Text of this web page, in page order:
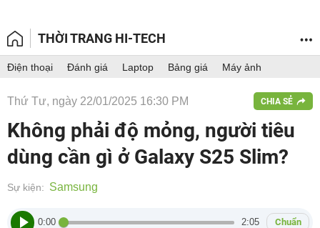
THỜI TRANG HI-TECH
Điện thoại Đánh giá Laptop Bảng giá Máy ảnh
Thứ Tư, ngày 22/01/2025 16:30 PM CHIA SẺ
Không phải độ mỏng, người tiêu
dùng cần gì ở Galaxy S25 Slim?
Sự kiện: Samsung
0:00 2:05 Chuẩn